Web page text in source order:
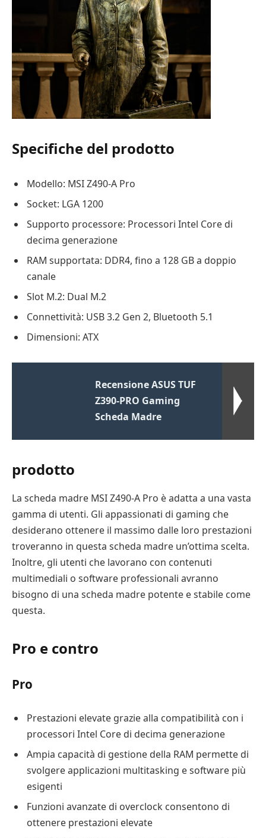
Specifiche del prodotto
Modello: MSI Z490-A Pro
Socket: LGA 1200
Supporto processore: Processori Intel Core di
decima generazione
RAM supportata: DDR4, fino a 128 GB a doppio
canale
Slot M.2: Dual M.2
Connettività: USB 3.2 Gen 2, Bluetooth 5.1
Dimensioni: ATX
Recensione ASUS TUF
Z390-PRO Gaming
Scheda Madre
prodotto
La scheda madre MSI Z490-A Pro è adatta a una vasta
gamma di utenti. Gli appassionati di gaming che
desiderano ottenere il massimo dalle loro prestazioni
troveranno in questa scheda madre un’ottima scelta.
Inoltre, gli utenti che lavorano con contenuti
multimediali o software professionali avranno
bisogno di una scheda madre potente e stabile come
questa.
Pro e contro
Pro
Prestazioni elevate grazie alla compatibilità con i
processori Intel Core di decima generazione
Ampia capacità di gestione della RAM permette di
svolgere applicazioni multitasking e software più
esigenti
Funzioni avanzate di overclock consentono di
ottenere prestazioni elevate